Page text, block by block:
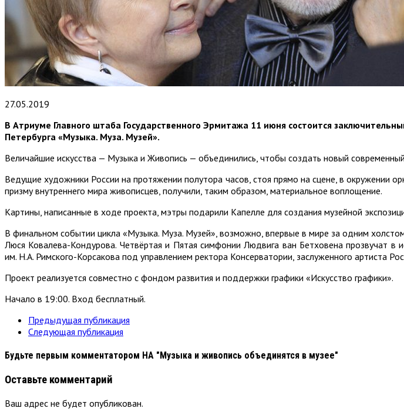
27.05.2019
В Атриуме Главного штаба Государственного Эрмитажа 11 июня состоится
Петербурга «Музыка. Муза. Музей».
Величайшие искусства — Музыка и Живопись — объединились, чтобы создать новый
Ведущие художники России на протяжении полутора часов, стоя прямо на сцене, в окружении
призму внутреннего мира живописцев, получили, таким образом, материальное воплощение.
Картины, написанные в ходе проекта, мэтры подарили Капелле для создания музейной
В финальном событии цикла «Музыка. Муза. Музей», возможно, впервые в мире за одним
Люся Ковалева-Кондурова. Четвёртая и Пятая симфонии Людвига ван Бетховена прозвучат в
им. Н.А. Римского-Корсакова под управлением ректора Консерватории, заслуженного артиста
Проект реализуется совместно с фондом развития и поддержки графики «Искусство графики».
Начало в 19:00. Вход бесплатный.
Предыдущая публикация
Следующая публикация
Будьте первым комментатором НА "Музыка и живопись объединятся в музее"
Оставьте комментарий
Ваш адрес не будет опубликован.